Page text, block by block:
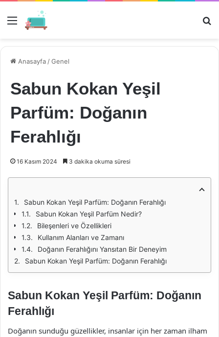
Menü
Anasayfa /Genel
Sabun Kokan Yeşil
Parfüm: Doğanın
Ferahlığı
16 Kasım 2024 3 dakika okuma süresi
Sabun Kokan Yeşil Parfüm: Doğanın Ferahlığı
Sabun Kokan Yeşil Parfüm Nedir?
Bileşenleri ve Özellikleri
Kullanım Alanları ve Zamanı
Doğanın Ferahlığını Yansıtan Bir Deneyim
Sabun Kokan Yeşil Parfüm: Doğanın Ferahlığı
Sabun Kokan Yeşil Parfüm: Doğanın
Ferahlığı
Doğanın sunduğu güzellikler, insanlar için her zaman ilham